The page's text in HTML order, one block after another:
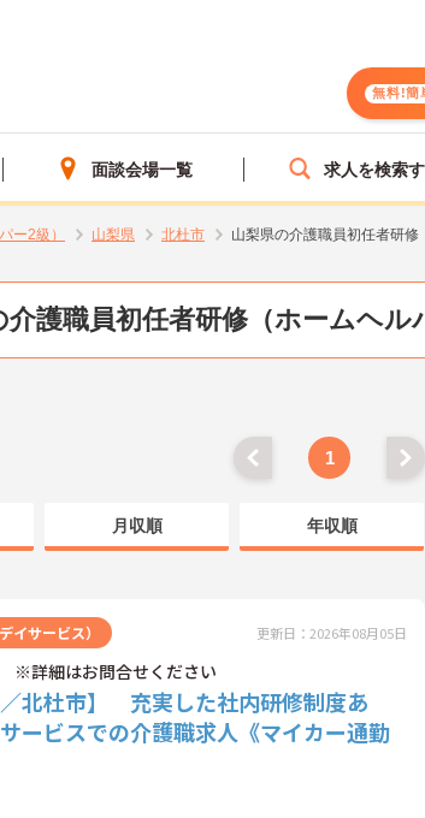
無料!簡
面談会場一覧 求人を検索
ー2級） 山梨県 北杜市 山梨県の介護職員初任者研
護職員初任者研修（ホームヘル
1
月収順 年収順
イサービス） 更新日：2026年08月05日
※詳細はお問合せください
／北杜市】 充実した社内研修制度あ
ービスでの介護職求人《マイカー通勤